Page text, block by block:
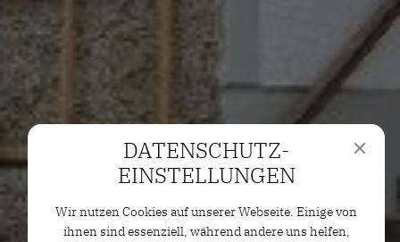
DATENSCHUTZ­
EINSTELLUNGEN
Wir nutzen Cookies auf unserer Webseite. Einige von
ihnen sind essenziell, während andere uns helfen,